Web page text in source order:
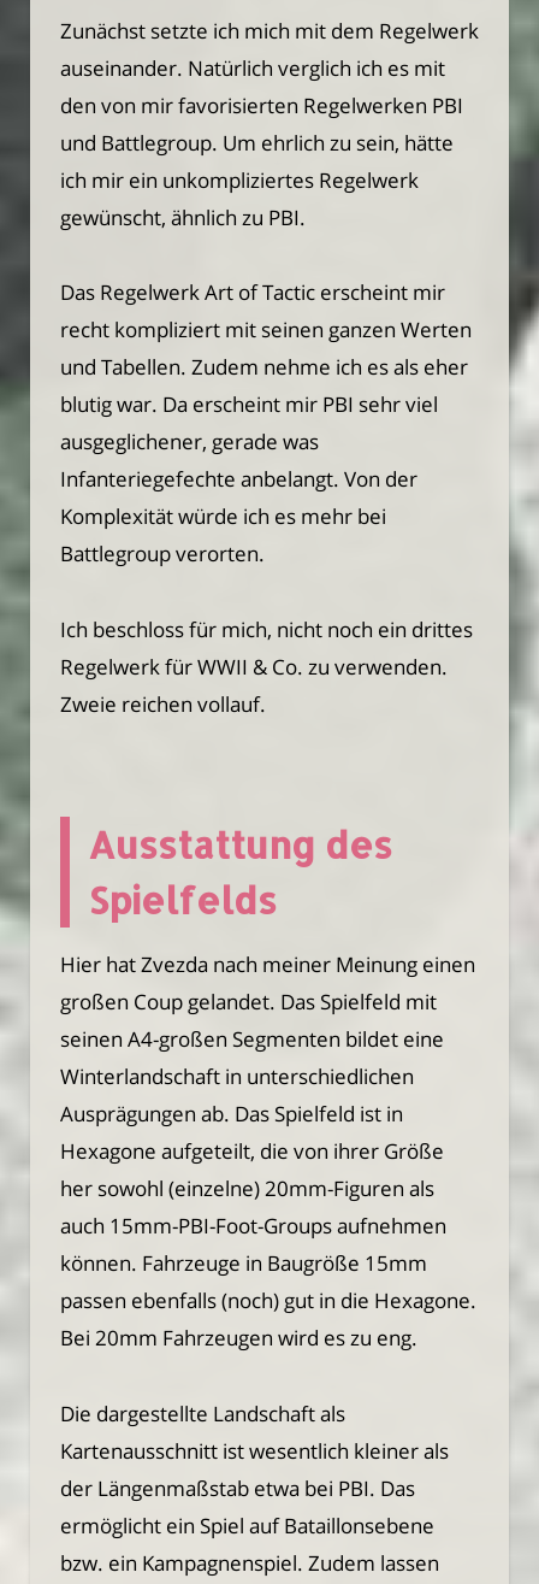
Zunächst setzte ich mich mit dem Regelwerk
auseinander. Natürlich verglich ich es mit
den von mir favorisierten Regelwerken PBI
und Battlegroup. Um ehrlich zu sein, hätte
ich mir ein unkompliziertes Regelwerk
gewünscht, ähnlich zu PBI.
Das Regelwerk Art of Tactic erscheint mir
recht kompliziert mit seinen ganzen Werten
und Tabellen. Zudem nehme ich es als eher
blutig war. Da erscheint mir PBI sehr viel
ausgeglichener, gerade was
Infanteriegefechte anbelangt. Von der
Komplexität würde ich es mehr bei
Battlegroup verorten.
Ich beschloss für mich, nicht noch ein drittes
Regelwerk für WWII & Co. zu verwenden.
Zweie reichen vollauf.
Ausstattung des
Spielfelds
Hier hat Zvezda nach meiner Meinung einen
großen Coup gelandet. Das Spielfeld mit
seinen A4-großen Segmenten bildet eine
Winterlandschaft in unterschiedlichen
Ausprägungen ab. Das Spielfeld ist in
Hexagone aufgeteilt, die von ihrer Größe
her sowohl (einzelne) 20mm-Figuren als
auch 15mm-PBI-Foot-Groups aufnehmen
können. Fahrzeuge in Baugröße 15mm
passen ebenfalls (noch) gut in die Hexagone.
Bei 20mm Fahrzeugen wird es zu eng.
Die dargestellte Landschaft als
Kartenausschnitt ist wesentlich kleiner als
der Längenmaßstab etwa bei PBI. Das
ermöglicht ein Spiel auf Bataillonsebene
bzw. ein Kampagnenspiel. Zudem lassen